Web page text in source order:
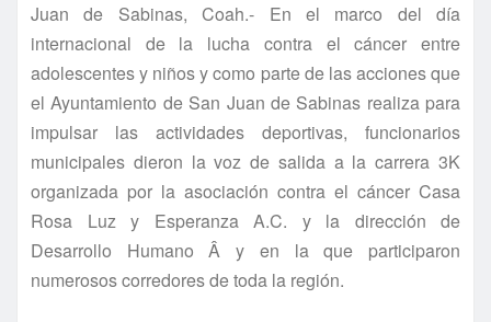
Juan de Sabinas, Coah.- En el marco del dí­a
internacional de la lucha contra el cáncer entre
adolescentes y niños y como parte de las acciones que
el Ayuntamiento de San Juan de Sabinas realiza para
impulsar las actividades deportivas, funcionarios
municipales dieron la voz de salida a la carrera 3K
organizada por la asociación contra el cáncer Casa
Rosa Luz y Esperanza A.C. y la dirección de
Desarrollo Humano Â y en la que participaron
numerosos corredores de toda la región.